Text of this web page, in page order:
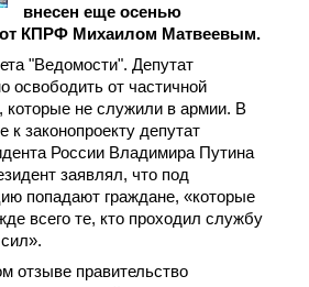
внесен еще осенью
КПРФ Михаилом Матвеевым.
"Ведомости". Депутат
освободить от частичной
которые не служили в армии. В
к законопроекту депутат
России Владимира Путина
заявлял, что под
попадают граждане, «которые
всего те, кто проходил службу
отзыве правительство